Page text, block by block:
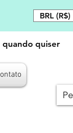
BRL (R$)
quando quiser